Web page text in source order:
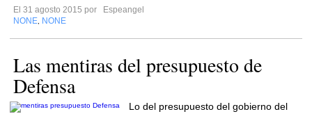
El 31 agosto 2015 por
Espeangel
NONE NONE
Las mentiras del presupuesto de
Defensa
Lo del presupuesto del gobierno del